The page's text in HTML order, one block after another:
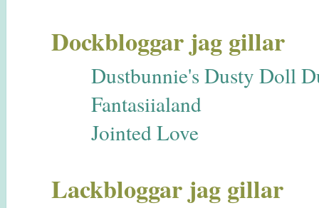
Dockbloggar jag gillar
Dustbunnie's Dusty Doll
Fantasiialand
Jointed Love
Lackbloggar jag gillar